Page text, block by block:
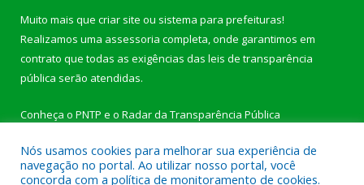
Muito mais que criar site ou sistema para prefeituras!
Realizamos uma assessoria completa, onde garantimos em
contrato que todas as exigências das leis de transparência
pública serão atendidas.
Conheça o PNTP e o Radar da Transparência Pública
Nós usamos cookies para melhorar sua experiência de
navegação no portal. Ao utilizar nosso portal, você
concorda com a política de monitoramento de cookies.